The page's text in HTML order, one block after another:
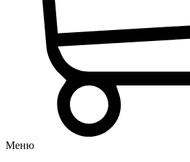
Меню